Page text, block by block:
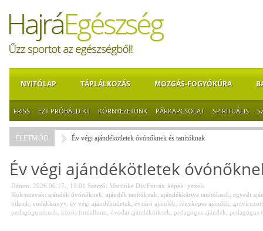
NYITÓLAP TÁPLÁLKOZÁS MOZGÁS-FOGYÓKÚRA
FRISS EZT PRÓBÁLD KI! KÖRNYEZETÜNK PÁRKAPCSOLAT SPIRITUÁLIS
ÉLETMÓD Év végi ajándékötletek óvónőknek és tanítóknak
Év végi ajándékötletek
Dátum: 2026.06.17., 19:01 Szerző: Martinka Dia Forrás: képek: pexels
Kulcsszavak: ajándék óvónőknek ajándék tanítóknak ajándékkártya tanítóknak egyedi
ötletek emlékkönyv év végi ajándékötletek évzáró ajándék fényképes ajándék
pedagógusoknak
közös fotóalbum óvodai ajándékötletek pedagógus ajándék pedagógus